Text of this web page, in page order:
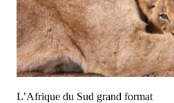
L’Afrique du Sud grand format